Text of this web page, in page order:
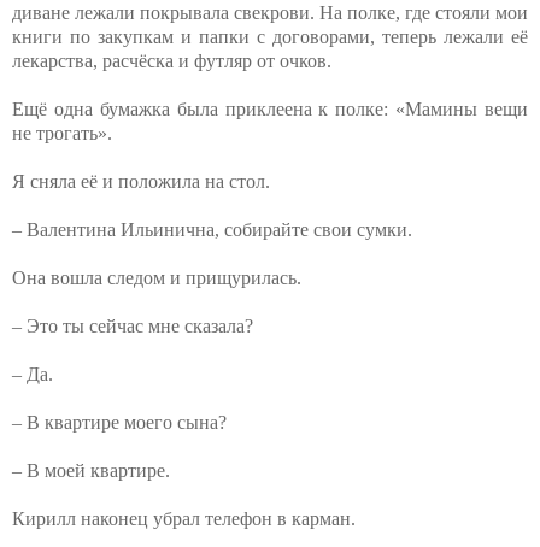
диване лежали покрывала свекрови. На полке, где стояли мои
книги по закупкам и папки с договорами, теперь лежали её
лекарства, расчёска и футляр от очков.
Ещё одна бумажка была приклеена к полке: «Мамины вещи
не трогать».
Я сняла её и положила на стол.
– Валентина Ильинична, собирайте свои сумки.
Она вошла следом и прищурилась.
– Это ты сейчас мне сказала?
– Да.
– В квартире моего сына?
– В моей квартире.
Кирилл наконец убрал телефон в карман.